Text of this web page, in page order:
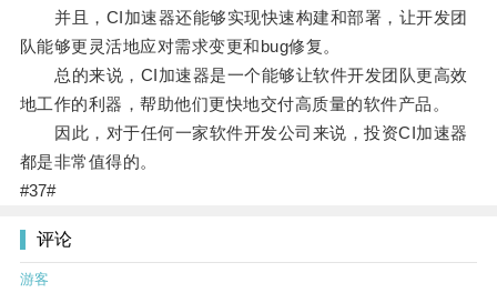
并且，CI加速器还能够实现快速构建和部署，让开发团
队能够更灵活地应对需求变更和bug修复。
总的来说，CI加速器是一个能够让软件开发团队更高效
地工作的利器，帮助他们更快地交付高质量的软件产品。
因此，对于任何一家软件开发公司来说，投资CI加速器
都是非常值得的。
#37#
评论
游客